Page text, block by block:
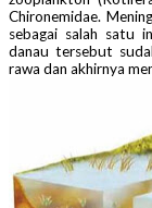
Chironemidae.
sebagai salah satu
danau tersebut
rawa dan akhirnya